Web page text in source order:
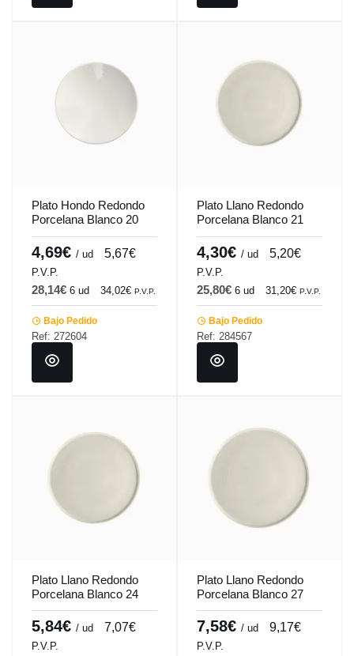
Plato Hondo Redondo
Porcelana Blanco 20
Cm Ilussion Porland
4,69€ / ud 5,67€
P.V.P.
28,14€ 6 ud 34,02€ P.V.P.
Bajo Pedido
Ref: 272604
Plato Llano Redondo
Porcelana Blanco 21
Cm Anillo Porland
4,30€ / ud 5,20€
P.V.P.
25,80€ 6 ud 31,20€ P.V.P.
Bajo Pedido
Ref: 284567
Plato Llano Redondo
Porcelana Blanco 24
Cm Anillo Porland
5,84€ / ud 7,07€
P.V.P.
Plato Llano Redondo
Porcelana Blanco 27
Cm Anillo Porland
7,58€ / ud 9,17€
P.V.P.